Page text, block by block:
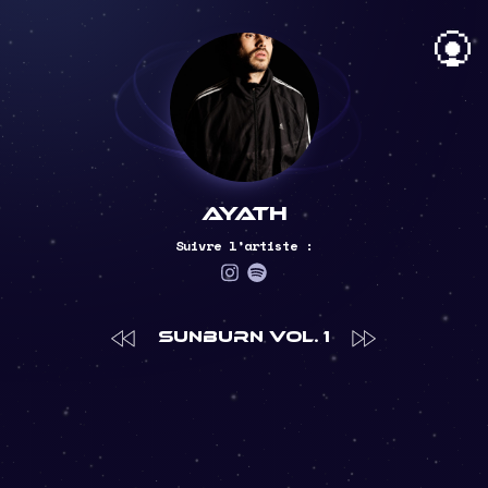
Ayath
Suivre l’artiste :
SUNBURN Vol. 1